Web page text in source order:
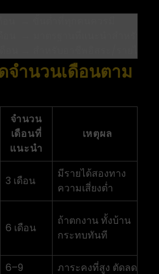
จำนวนเดือนตาม
จำนวน
เดือนที่
แนะนำ
เหตุผล
3 เดือน
มีรายได้สองทาง
ความเสี่ยงต่ำ
6 เดือน
ถ้าตกงาน ทั้งบ้าน
กระทบทันที
6–9 ภาระคงที่สูง ตัดลด